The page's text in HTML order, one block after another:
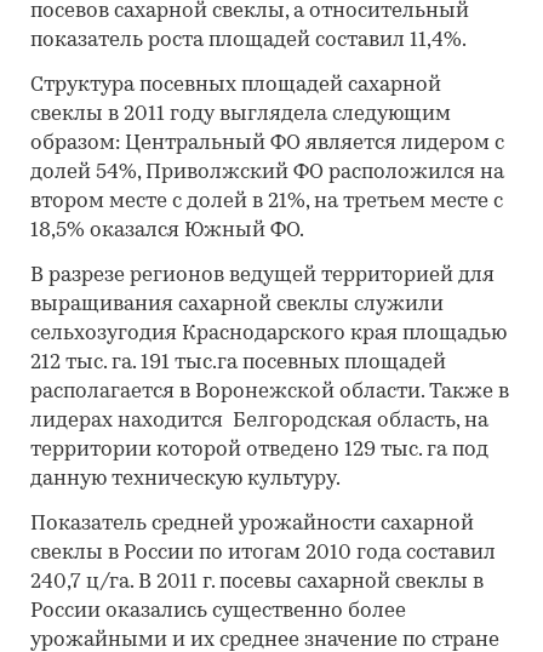
посевов сахарной свеклы, а относительный
показатель роста площадей составил 11,4%.
Структура посевных площадей сахарной
свеклы в 2011 году выглядела следующим
образом: Центральный ФО является лидером с
долей 54%, Приволжский ФО расположился на
втором месте с долей в 21%, на третьем месте с
18,5% оказался Южный ФО.
В разрезе регионов ведущей территорией для
выращивания сахарной свеклы служили
сельхозугодия Краснодарского края площадью
212 тыс. га. 191 тыс.га посевных площадей
располагается в Воронежской области. Также в
лидерах находится Белгородская область, на
территории которой отведено 129 тыс. га под
данную техническую культуру.
Показатель средней урожайности сахарной
свеклы в России по итогам 2010 года составил
240,7 ц/га. В 2011 г. посевы сахарной свеклы в
России оказались существенно более
урожайными и их среднее значение по стране